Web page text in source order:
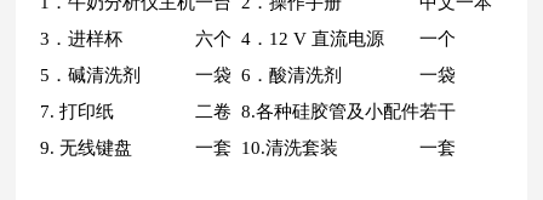
3．进样杯
六个4．12 V 直流电源
一个
5．碱清洗剂
一袋 6．酸清洗剂
一袋
7. 打印纸
二卷 8.各种硅胶管及小配件若干
9. 无线键盘
一套 10.清洗套装 一套